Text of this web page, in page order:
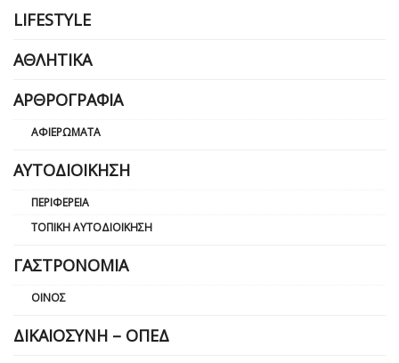
LIFESTYLE
ΑΘΛΗΤΙΚΆ
ΑΡΘΡΟΓΡΑΦΊΑ
ΑΦΙΕΡΏΜΑΤΑ
ΑΥΤΟΔΙΟΊΚΗΣΗ
ΠΕΡΙΦΈΡΕΙΑ
ΤΟΠΙΚΉ ΑΥΤΟΔΙΟΊΚΗΣΗ
ΓΑΣΤΡΟΝΟΜΊΑ
ΟΊΝΟΣ
ΔΙΚΑΙΟΣΎΝΗ – ΟΠΕΔ